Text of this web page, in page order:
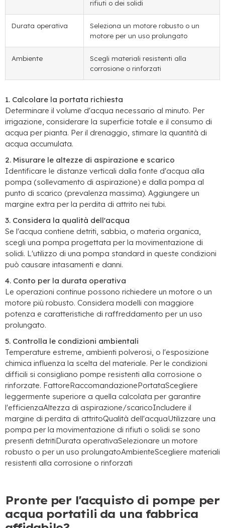
rifiuti o dei solidi
Durata operativa
Seleziona un motore robusto o un
motore per un uso prolungato
Ambiente
Scegli materiali resistenti alla
corrosione o rinforzati
1. Calcolare la portata richiesta
Determinare il volume d'acqua necessario al minuto. Per
irrigazione, considerare la superficie totale e il consumo di
acqua per pianta. Per il drenaggio, stimare la quantità di
acqua accumulata.
2. Misurare le altezze di aspirazione e scarico
Identificare le distanze verticali dalla fonte d'acqua alla
pompa (sollevamento di aspirazione) e dalla pompa al
punto di scarico (prevalenza massima). Aggiungere un
margine extra per la perdita di attrito nei tubi.
3. Considera la qualità dell'acqua
Se l'acqua contiene detriti, sabbia, o materia organica,
scegli una pompa progettata per la movimentazione di
solidi. L'utilizzo di una pompa standard in queste condizioni
può causare intasamenti e danni.
4. Conto per la durata operativa
Le operazioni continue possono richiedere un motore o un
motore più robusto. Considera modelli con maggiore
potenza e caratteristiche di raffreddamento per un uso
prolungato.
5. Controlla le condizioni ambientali
Temperature estreme, ambienti polverosi, o l'esposizione
chimica influenza la scelta del materiale. Per le condizioni
difficili si consigliano pompe resistenti alla corrosione o
rinforzate. FattoreRaccomandazionePortataScegliere
leggermente superiore a quella calcolata per garantire
l'efficienzaAltezza di aspirazione/scaricoIncludere il
margine di perdita di attritoQualità dell'acquaUtilizzare una
pompa per la movimentazione di rifiuti o solidi se sono
presenti detritiDurata operativaSelezionare un motore
robusto o per un uso prolungatoAmbienteScegliere materiali
resistenti alla corrosione o rinforzati
Pronte per l'acquisto di pompe per
acqua portatili da una fabbrica